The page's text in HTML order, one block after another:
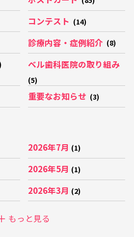
コンテスト (14)
診療内容・症例紹介 (8)
ベル歯科医院の取り組み
(5)
重要なお知らせ (3)
2026年7月 (1)
2026年5月 (1)
2026年3月 (2)
もっと見る